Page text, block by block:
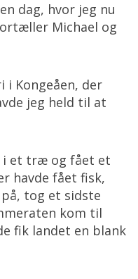
dag, hvor jeg nu
Michael og
i Kongeåen, der
jeg held til at
i et træ og fået et
havde fået fisk,
tog et sidste
kom til
fik landet en blank